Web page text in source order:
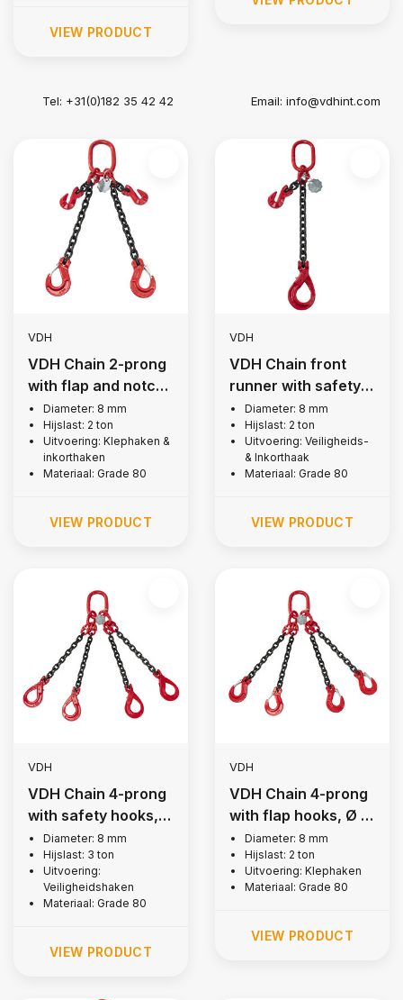
VIEW PRODUCT
Tel: +31(0)182 35 42 42 Email:info@vdhint.com
VDH
VDH Chain 2-prong
with flap and notch
hooks, Ø 8 mm
Diameter: 8 mm
Hijslast: 2 ton
Uitvoering: Klephaken &
inkorthaken
Materiaal: Grade 80
VIEW PRODUCT
VDH
VDH Chain front
runner with safety
and notch hooks, Ø
8 mm
Diameter: 8 mm
Hijslast: 2 ton
Uitvoering: Veiligheids-
& Inkorthaak
Materiaal: Grade 80
VIEW PRODUCT
VDH
VDH Chain 4-prong
with safety hooks, Ø
8 mm
Diameter: 8 mm
Hijslast: 3 ton
Uitvoering:
Veiligheidshaken
Materiaal: Grade 80
VIEW PRODUCT
VDH
VDH Chain 4-prong
with flap hooks, Ø 8
mmDiameter: 8 mm
Hijslast: 2 ton
Uitvoering: Klephaken
Materiaal: Grade 80
VIEW PRODUCT